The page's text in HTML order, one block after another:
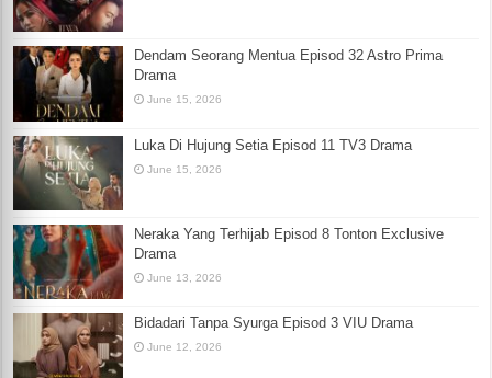
Dendam Seorang Mentua Episod 32 Astro Prima
Drama
June 15, 2026
Luka Di Hujung Setia Episod 11 TV3 Drama
June 15, 2026
Neraka Yang Terhijab Episod 8 Tonton Exclusive
Drama
June 13, 2026
Bidadari Tanpa Syurga Episod 3 VIU Drama
June 12, 2026